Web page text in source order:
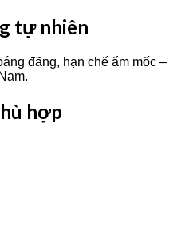
tự nhiên
đãng, hạn chế ẩm mốc –
hợp